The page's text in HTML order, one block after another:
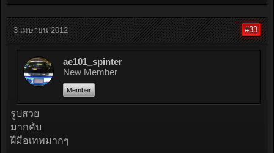
3 เมษายน 2012 #33
ae101_spinter
New Member
Member
รูปสวย
มากคับ
ฝีมือเทพมากๆ